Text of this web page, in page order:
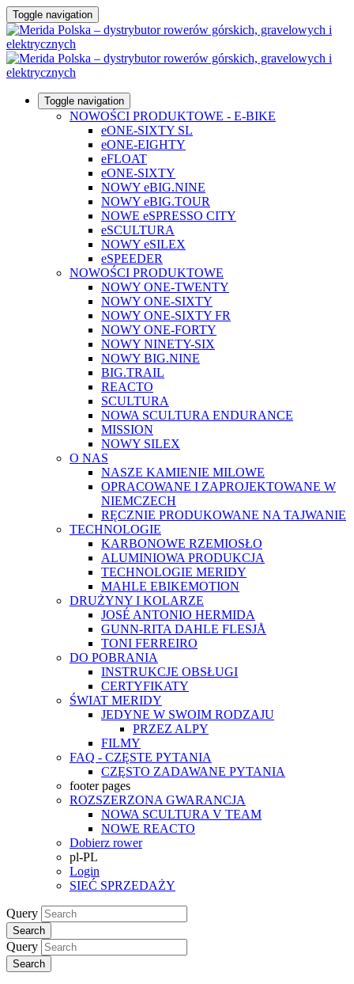
Toggle navigation
Toggle navigation
NOWOŚCI PRODUKTOWE - E-BIKE
eONE-SIXTY SL
eONE-EIGHTY
eFLOAT
eONE-SIXTY
NOWY eBIG.NINE
NOWY eBIG.TOUR
NOWE eSPRESSO CITY
eSCULTURA
NOWY eSILEX
eSPEEDER
NOWOŚCI PRODUKTOWE
NOWY ONE-TWENTY
NOWY ONE-SIXTY
NOWY ONE-SIXTY FR
NOWY ONE-FORTY
NOWY NINETY-SIX
NOWY BIG.NINE
BIG.TRAIL
REACTO
SCULTURA
NOWA SCULTURA ENDURANCE
MISSION
NOWY SILEX
O NAS
NASZE KAMIENIE MILOWE
OPRACOWANE I ZAPROJEKTOWANE W
NIEMCZECH
RĘCZNIE PRODUKOWANE NA TAJWANIE
TECHNOLOGIE
KARBONOWE RZEMIOSŁO
ALUMINIOWA PRODUKCJA
TECHNOLOGIE MERIDY
MAHLE EBIKEMOTION
DRUŻYNY I KOLARZE
JOSÉ ANTONIO HERMIDA
GUNN-RITA DAHLE FLESJÅ
TONI FERREIRO
DO POBRANIA
INSTRUKCJE OBSŁUGI
CERTYFIKATY
ŚWIAT MERIDY
JEDYNE W SWOIM RODZAJU
PRZEZ ALPY
FILMY
FAQ - CZĘSTE PYTANIA
CZĘSTO ZADAWANE PYTANIA
footer pages
ROZSZERZONA GWARANCJA
NOWA SCULTURA V TEAM
NOWE REACTO
Dobierz rower
pl-PL
Login
SIEĆ SPRZEDAŻY
Query
Search
Query
Search